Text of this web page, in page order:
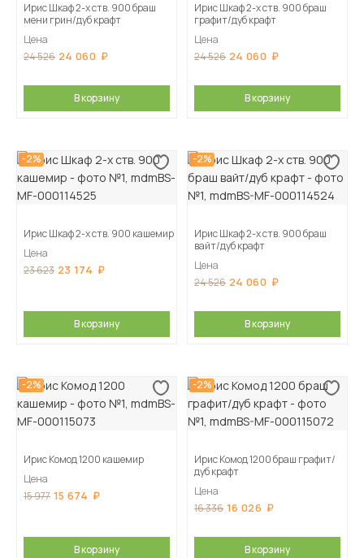
Ирис Шкаф 2-х ств. 900 браш
мени грин/дуб крафт
Цена
24 526 24 060
В корзину
Ирис Шкаф 2-х ств. 900 браш
графит/дуб крафт
Цена
24 526 24 060
В корзину
-2%
Ирис Шкаф 2-х ств. 900 кашемир
Цена
23 623 23 174
В корзину
-2%
Ирис Шкаф 2-х ств. 900 браш
вайт/дуб крафт
Цена
24 526 24 060
В корзину
-2%
Ирис Комод 1200 кашемир
Цена
15 977 15 674
В корзину
-2%
Ирис Комод 1200 браш графит/
дуб крафт
Цена
16 336 16 026
В корзину